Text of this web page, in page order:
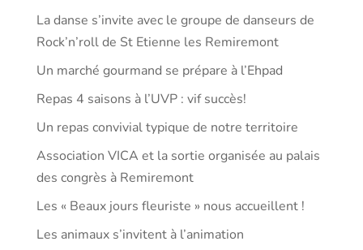
La danse s’invite avec le groupe de danseurs de
Rock’n’roll de St Etienne les Remiremont
Un marché gourmand se prépare à l’Ehpad
Repas 4 saisons à l’UVP : vif succès!
Un repas convivial typique de notre territoire
Association VICA et la sortie organisée au palais
des congrès à Remiremont
Les « Beaux jours fleuriste » nous accueillent !
Les animaux s’invitent à l’animation